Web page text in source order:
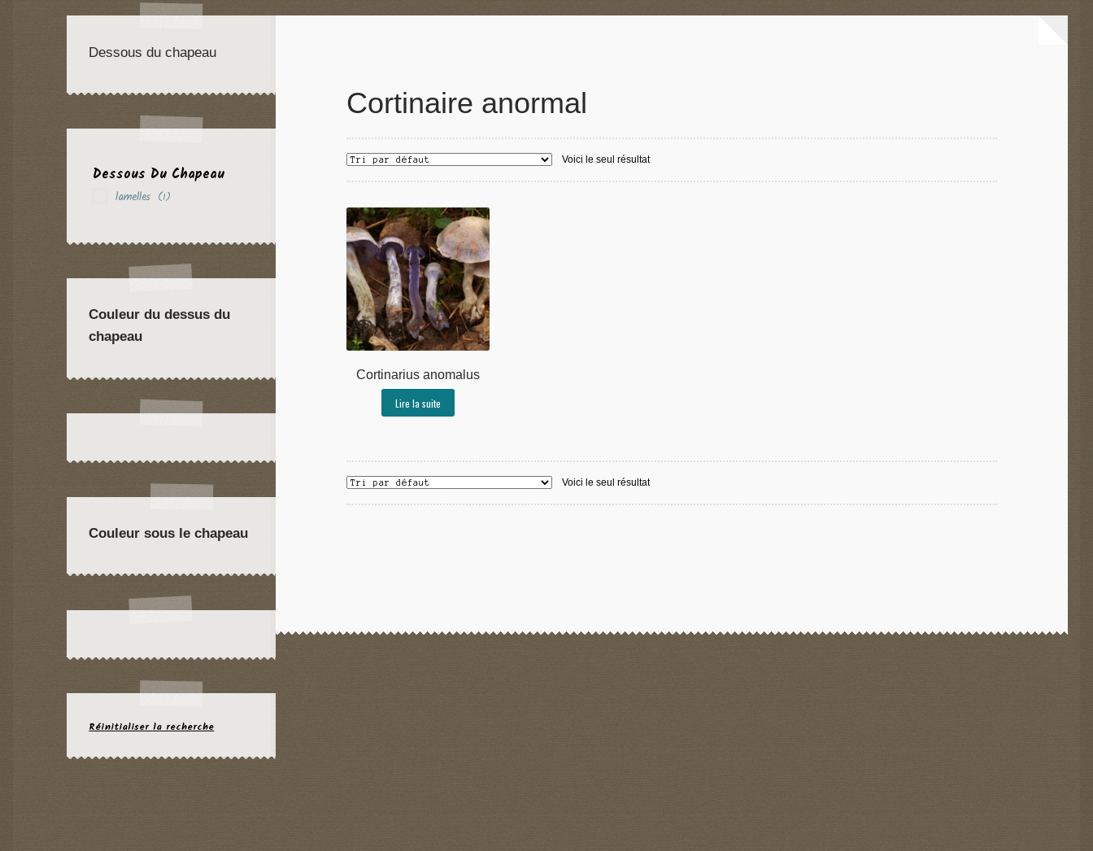
Cortinaire anormal
Voici le seul résultat
Cortinarius anomalus
Lire la suite
Voici le seul résultat
Dessous du chapeau
Dessous Du Chapeau
lamelles (1)
Couleur du dessus du
chapeau
Couleur sous le chapeau
Réinitialiser la recherche